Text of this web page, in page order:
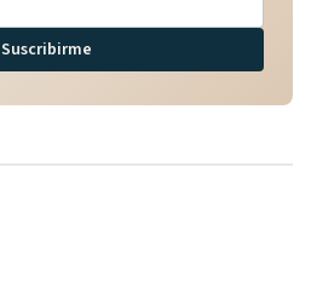
Suscribirme